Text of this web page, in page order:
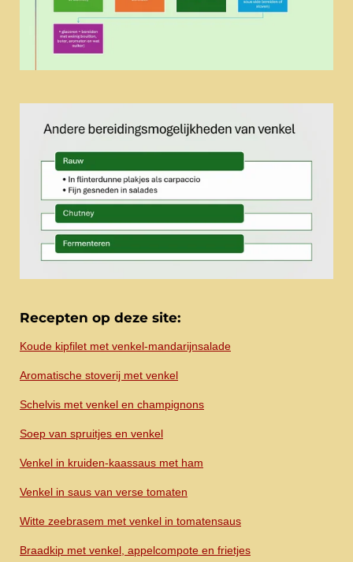
Recepten op deze site:
Koude kipfilet met venkel-mandarijnsalade
Aromatische stoverij met venkel
Schelvis met venkel en champignons
Soep van spruitjes en venkel
Venkel in kruiden-kaassaus met ham
Venkel in saus van verse tomaten
Witte zeebrasem met venkel in tomatensaus
Braadkip met venkel, appelcompote en frietjes